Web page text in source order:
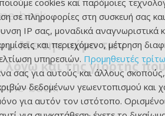
back.
Με την αύρα των
και της γιορτής που
back.
σε πληροφορίες στη συσκευή σας
IP σας, μοναδικά αναγνωριστικά
και περιεχόμενο, μέτρηση
υπηρεσιών. Προμηθευτές
σας για αυτούς και άλλους σκοπούς,
δεδομένων γεωεντοπισμού και
για αυτόν τον ιστότοπο.